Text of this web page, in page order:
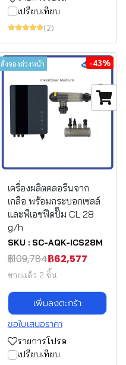
เปรียบเทียบ
(2)
สั่งจองล่วงหน้า -43%
เครื่องผลิตคลอรีนจาก
เกลือ พร้อมกระบอกเซลล์
และพีเอชฟีดปั๊ม CL 28
g/h
SKU : SC-AQK-ICS28M
฿109,784฿62,577
ขายแล้ว 2 ชิ้น
เพิ่มลงตะกร้า
ขอใบเสนอราคา
รายการโปรด
เปรียบเทียบ